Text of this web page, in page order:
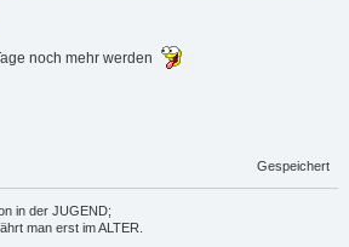
noch mehr werden
Gespeichert
in der JUGEND;
man erst im ALTER.